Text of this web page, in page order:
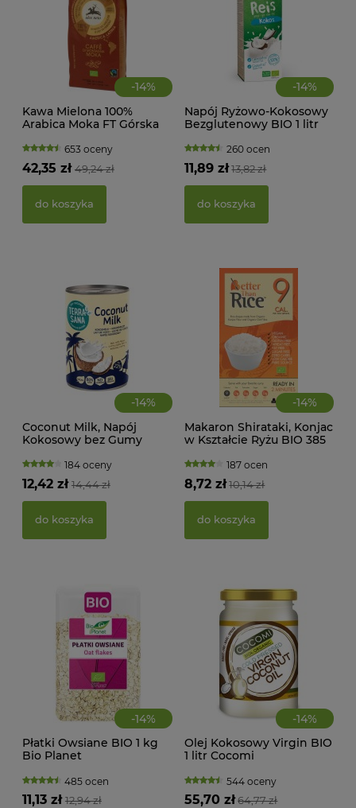
-14%
Kawa Mielona 100%
Arabica Moka FT Górska
653 oceny
49,24 zł
42,35 zł
do koszyka
-14%
Napój Ryżowo-Kokosowy
Bezglutenowy BIO 1 litr
260 ocen
13,82 zł
11,89 zł
do koszyka
-14%
Coconut Milk, Napój
Kokosowy bez Gumy
tłuszczu) BIO 400 ml
Terrasana
184 oceny
14,44 zł
12,42 zł
do koszyka
-14%
Makaron Shirataki, Konjac
w Kształcie Ryżu BIO 385
187 ocen
10,14 zł
8,72 zł
do koszyka
-14%
Płatki Owsiane BIO 1 kg
Bio Planet
485 ocen
12,94 zł
11,13 zł
-14%
Olej Kokosowy Virgin BIO
1 litr Cocomi
544 oceny
64,77 zł
55,70 zł